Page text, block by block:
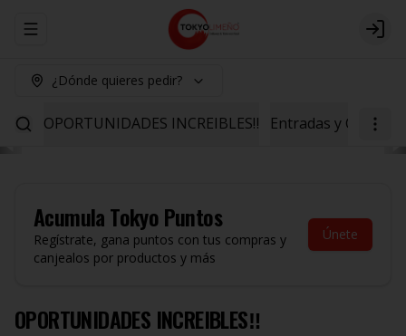
Abrir menu de navegación Login
¿Dónde quieres pedir?
OPORTUNIDADES INCREIBLES‼️ Entradas y
AcumulaTokyo Puntos
Regístrate, gana puntos con tus compras y
canjealos por productos y más
Únete
OPORTUNIDADES INCREIBLES‼️